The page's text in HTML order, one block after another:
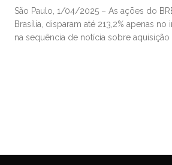
São Paulo, 1/04/2025 – As ações do
Brasília, disparam até 213,2% apenas no
na sequência de notícia sobre